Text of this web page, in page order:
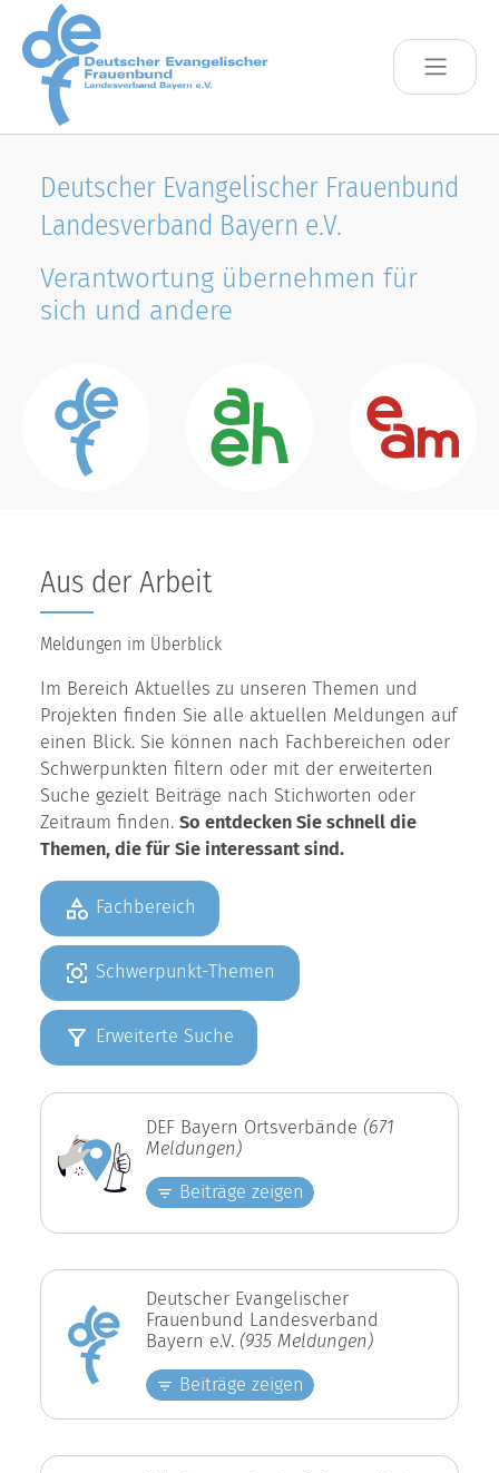
Skip to main content
Deutscher Evangelischer Frauenbund
Landesverband Bayern e.V.
Verantwortung übernehmen für
sich und andere
Aus der Arbeit
Meldungen im Überblick
Im Bereich Aktuelles zu unseren Themen und
Projekten finden Sie alle aktuellen Meldungen auf
einen Blick. Sie können nach Fachbereichen oder
Schwerpunkten filtern oder mit der erweiterten
Suche gezielt Beiträge nach Stichworten oder
Zeitraum finden. So entdecken Sie schnell die
Themen, die für Sie interessant sind.
Fachbereich
Schwerpunkt-Themen
Erweiterte Suche
DEF Bayern Ortsverbände (671
Meldungen)
Beiträge zeigen
Deutscher Evangelischer
Frauenbund Landesverband
Bayern e.V. (935 Meldungen)
Beiträge zeigen